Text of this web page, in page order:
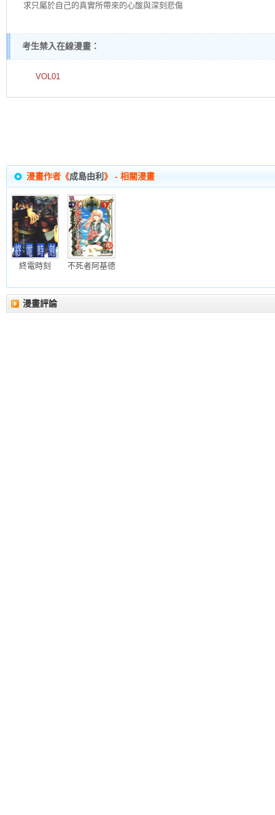
求只屬於自己的真實所帶來的心酸與深刻悲傷
考生禁入在線漫畫：
VOL01
漫畫作者《成島由利 》 - 相關漫畫
終電時刻 不死者阿基德
漫畫評論